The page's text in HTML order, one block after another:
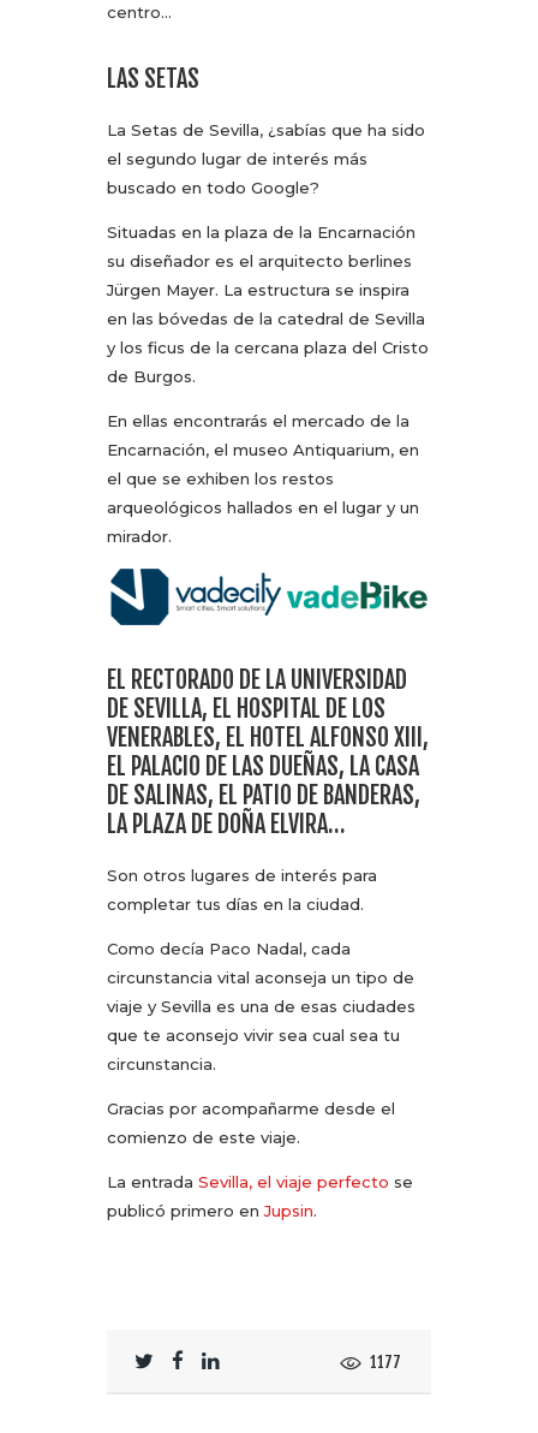
centro…
LAS SETAS
La Setas de Sevilla, ¿sabías que ha sido
el segundo lugar de interés más
buscado en todo Google?
Situadas en la plaza de la Encarnación
su diseñador es el arquitecto berlines
Jürgen Mayer. La estructura se inspira
en las bóvedas de la catedral de Sevilla
y los ficus de la cercana plaza del Cristo
de Burgos.
En ellas encontrarás el mercado de la
Encarnación, el museo Antiquarium, en
el que se exhiben los restos
arqueológicos hallados en el lugar y un
mirador.
EL RECTORADO DE LA UNIVERSIDAD
DE SEVILLA, EL HOSPITAL DE LOS
VENERABLES, EL HOTEL ALFONSO XIII,
EL PALACIO DE LAS DUEÑAS, LA CASA
DE SALINAS, EL PATIO DE BANDERAS,
LA PLAZA DE DOÑA ELVIRA…
Son otros lugares de interés para
completar tus días en la ciudad.
Como decía Paco Nadal, cada
circunstancia vital aconseja un tipo de
viaje y Sevilla es una de esas ciudades
que te aconsejo vivir sea cual sea tu
circunstancia.
Gracias por acompañarme desde el
comienzo de este viaje.
La entrada Sevilla, el viaje perfecto se
publicó primero enJupsin.
1177